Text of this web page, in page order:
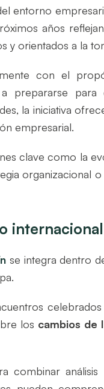
entorno
años
y orientados a la
con el
prepararse
la iniciativa
empresarial.
clave como la
organizacional
internacional
se integra dentro
los cambios de
combinar